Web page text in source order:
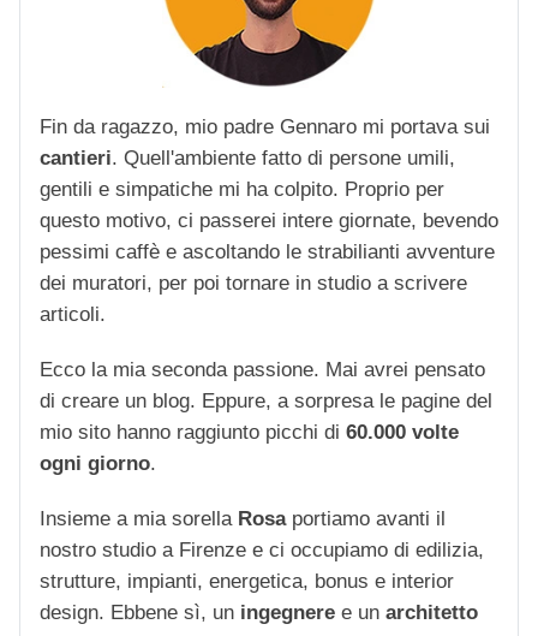
Fin da ragazzo, mio padre Gennaro mi portava sui
cantieri. Quell'ambiente fatto di persone umili,
gentili e simpatiche mi ha colpito. Proprio per
questo motivo, ci passerei intere giornate, bevendo
pessimi caffè e ascoltando le strabilianti avventure
dei muratori, per poi tornare in studio a scrivere
articoli.
Ecco la mia seconda passione. Mai avrei pensato
di creare un blog. Eppure, a sorpresa le pagine del
mio sito hanno raggiunto picchi di 60.000 volte
ogni giorno.
Insieme a mia sorella Rosaportiamo avanti il
nostro studio a Firenze e ci occupiamo di edilizia,
strutture, impianti, energetica, bonus e interior
design. Ebbene sì, un ingegnere e un architetto